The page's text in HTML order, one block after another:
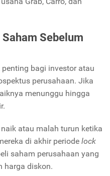
Saham Sebelum
bagi investor atau
perusahaan. Jika
menunggu hingga
atau malah turun ketika
di akhir periode lock
saham perusahaan yang
harga diskon.